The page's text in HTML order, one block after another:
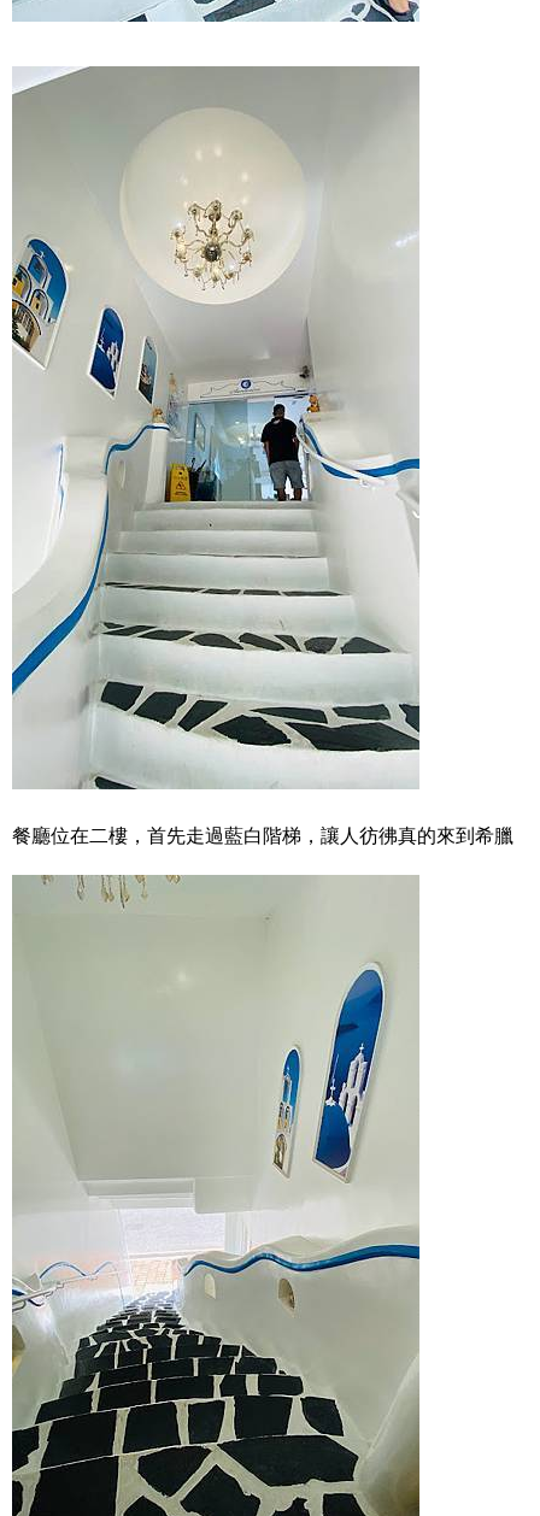
餐廳位在二樓，首先走過藍白階梯，讓人彷彿真的來到希臘